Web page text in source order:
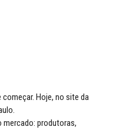
Hoje, no site da
produtoras,